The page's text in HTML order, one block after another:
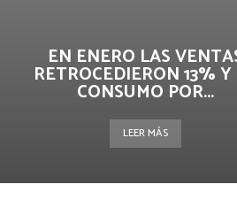
EN ENERO LAS
RETROCEDIERON 13%
CONSUMO POR...
LEER MÁS